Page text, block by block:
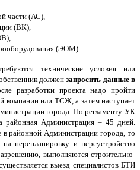
части (АС),
(ВК),
(ЭОМ).
технические условия или
должензапросить данные в
разработки проекта надо пройти
компании или ТСЖ, а затем наступает
города. По регламенту УК
Администрация – 45 дней.
в районной Администрации города, то
перепланировку и переустройство
выполняются строительно-
выезд специалистов БТИ